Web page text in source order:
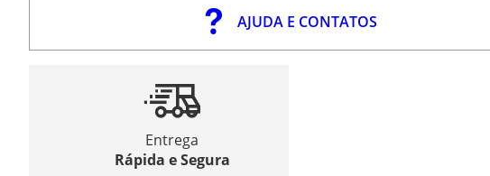
AJUDA E CONTATOS
Entrega
Rápida e Segura